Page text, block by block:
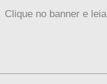
Clique no banner e